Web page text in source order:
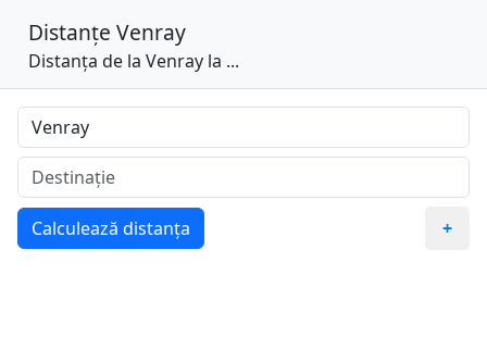
Distanțe Venray
Distanța de la Venray la ...
Calculează distanța +